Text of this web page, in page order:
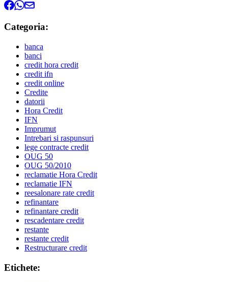
Categoria:
banca
banci
credit hora credit
credit ifn
credit online
Credite
datorii
Hora Credit
IFN
Imprumut
Intrebari si raspunsuri
lege contracte credit
OUG 50
OUG 50/2010
reclamatie Hora Credit
reclamatie IFN
reesalonare rate credit
refinantare
refinantare credit
rescadentare credit
restante
restante credit
Restructurare credit
Etichete: